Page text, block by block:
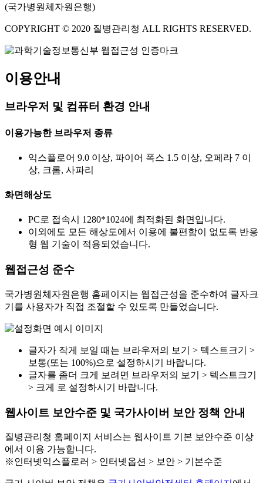
(국가병원체자원은행)
COPYRIGHT © 2020 질병관리청 ALL RIGHTS RESERVED.
이용안내
브라우저 및 컴퓨터 환경 안내
이용가능한 브라우저 종류
익스플로어 9.0 이상, 파이어 폭스 1.5 이상, 오페라 7 이
상, 크롬, 사파리
화면해상도
PC로 접속시 1280*1024에 최적화된 화면입니다.
이외에도 모든 해상도에서 이용에 불편함이 없도록 반응
형 웹 기술이 적용되었습니다.
웹접근성 준수
국가병원체자원은행 홈페이지는 웹접근성을 준수하여 글자크
기를 사용자가 직접 조절할 수 있도록 만들었습니다.
글자가 작게 보일 때는 브라우저의 보기 > 텍스트크기 >
보통(또는 100%)으로 설정하시기 바랍니다.
글자를 좀더 크게 보려면 브라우저의 보기 > 텍스트크기
> 크게 로 설정하시기 바랍니다.
웹사이트 보안수준 및 국가사이버 보안 정책 안내
질병관리청 홈페이지 서비스는 웹사이트 기본 보안수준 이상
에서 이용 가능합니다.
※인터넷익스플로러 > 인터넷옵션 > 보안 > 기본수준